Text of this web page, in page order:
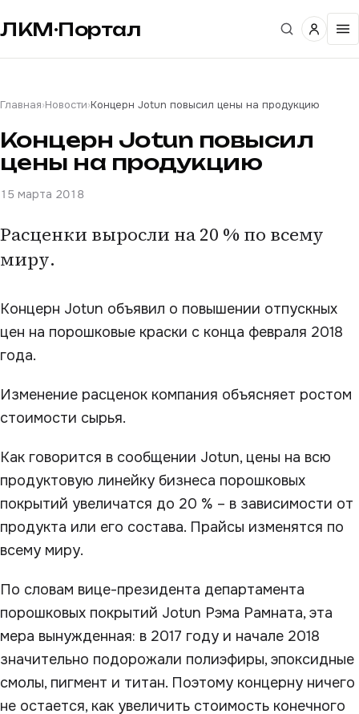
ЛКМ·Портал
Главная›Новости›Концерн Jotun повысил цены на продукцию
Концерн Jotun повысил
цены на продукцию
15 марта 2018
Расценки выросли на 20 % по всему
миру.
Концерн Jotun объявил о повышении отпускных
цен на порошковые краски с конца февраля 2018
года.
Изменение расценок компания объясняет ростом
стоимости сырья.
Как говорится в сообщении Jotun, цены на всю
продуктовую линейку бизнеса порошковых
покрытий увеличатся до 20 % – в зависимости от
продукта или его состава. Прайсы изменятся по
всему миру.
По словам вице-президента департамента
порошковых покрытий Jotun Рэма Рамната, эта
мера вынужденная: в 2017 году и начале 2018
значительно подорожали полиэфиры, эпоксидные
смолы, пигмент и титан. Поэтому концерну ничего
не остается, как увеличить стоимость конечного